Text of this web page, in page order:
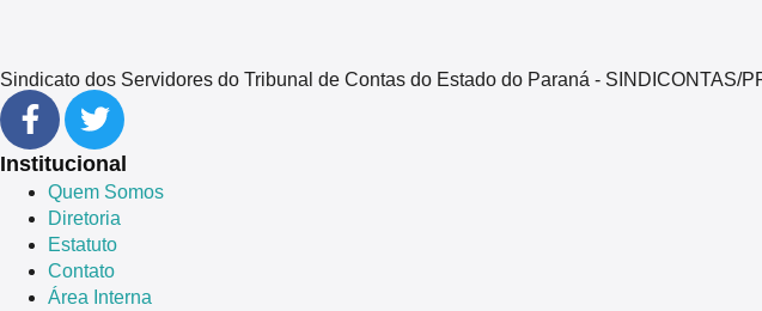
Sindicato dos Servidores do Tribunal de Contas do Estado do Paraná - SINDICONTAS/
Institucional
Quem Somos
Diretoria
Estatuto
Contato
Área Interna